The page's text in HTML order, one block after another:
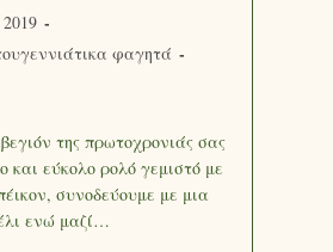
φαγητά
της πρωτοχρονιάς σας
και εύκολο ρολό γεμιστό με
συνοδεύουμε με μια
ενώ μαζί…